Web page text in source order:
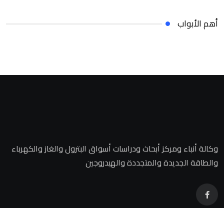
أهم الأبواب
وكالة أنباء ومركز أبحاث ودراسات أسواق البترول والغاز والكهرباء
والطاقة الجديدة والمتجددة والهيدروجين